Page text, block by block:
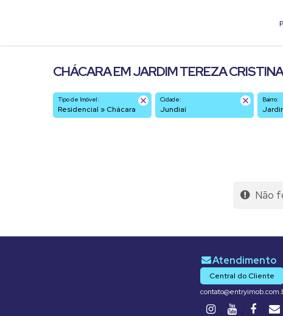
CHÁCARA EM JARDIM TEREZA
Tipo de Imóvel:
Residencial » Chácara
Cidade:
Jundiaí
Bairro:
Não
Central do Cliente